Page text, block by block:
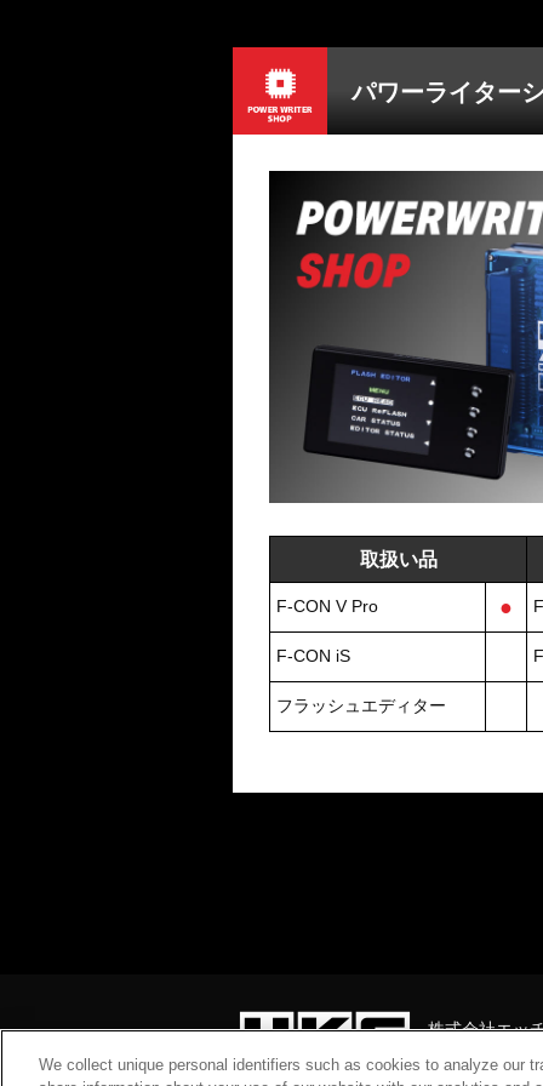
パワーライター
取扱い品
F-CON V Pro ●
F-CON iS
フラッシュエディター
株式会社エッ
静岡県富士宮
We collect unique personal identifiers such as cookies to analyze our